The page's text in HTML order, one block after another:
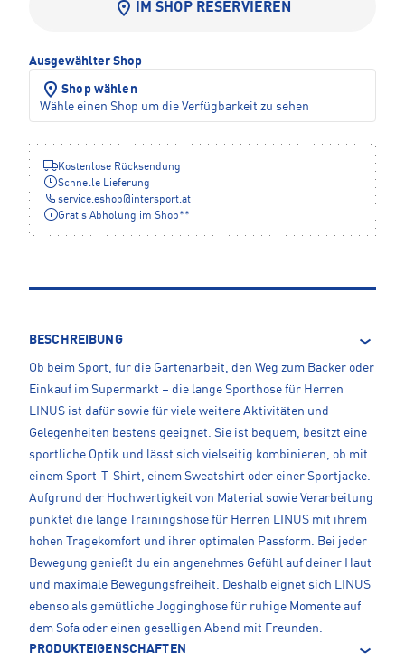
IM SHOP RESERVIEREN
Ausgewählter Shop
Shop wählen
Wähle einen Shop um die Verfügbarkeit zu sehen
Kostenlose Rücksendung
Schnelle Lieferung
service.eshop@intersport.at
Gratis Abholung im Shop**
BESCHREIBUNG
Ob beim Sport, für die Gartenarbeit, den Weg zum Bäcker oder
Einkauf im Supermarkt – die lange Sporthose für Herren
LINUS ist dafür sowie für viele weitere Aktivitäten und
Gelegenheiten bestens geeignet. Sie ist bequem, besitzt eine
sportliche Optik und lässt sich vielseitig kombinieren, ob mit
einem Sport-T-Shirt, einem Sweatshirt oder einer Sportjacke.
Aufgrund der Hochwertigkeit von Material sowie Verarbeitung
punktet die lange Trainingshose für Herren LINUS mit ihrem
hohen Tragekomfort und ihrer optimalen Passform. Bei jeder
Bewegung genießt du ein angenehmes Gefühl auf deiner Haut
und maximale Bewegungsfreiheit. Deshalb eignet sich LINUS
ebenso als gemütliche Jogginghose für ruhige Momente auf
dem Sofa oder einen geselligen Abend mit Freunden.
PRODUKTEIGENSCHAFTEN